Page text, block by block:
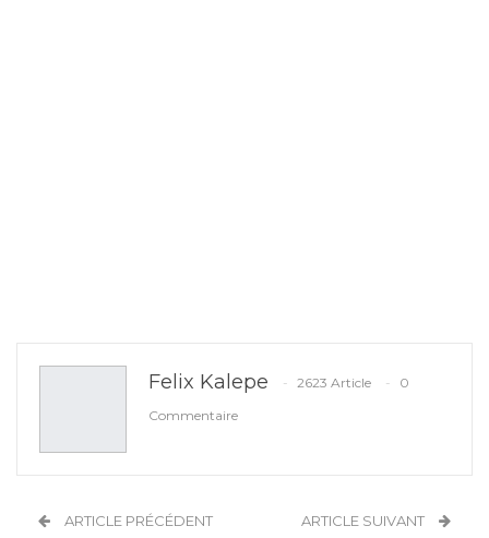
Felix Kalepe 2623 Article
0
Commentaire
ARTICLE PRÉCÉDENT ARTICLE SUIVANT